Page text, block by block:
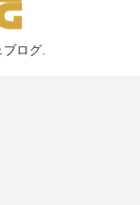
ログ.